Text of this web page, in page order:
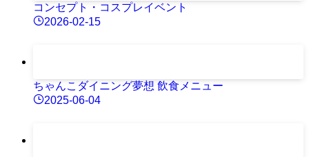
コンセプト・コスプレイベント
2026-02-15
ちゃんこダイニング夢想 飲食メニュー
2025-06-04